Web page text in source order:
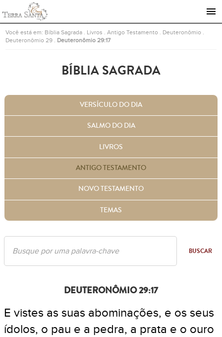
Ir para a página inicial
Você está em: Bíblia Sagrada Livros .Antigo Testamento Deuteronômio
Deuteronômio 29
Deuteronômio 29:17
BÍBLIA SAGRADA
VERSÍCULO DO DIA
SALMO DO DIA
LIVROS
ANTIGO TESTAMENTO
NOVO TESTAMENTO
TEMAS
BUSCAR
DEUTERONÔMIO 29:17
E vistes as suas abominações, e os seus
ídolos, o pau e a pedra, a prata e o ouro